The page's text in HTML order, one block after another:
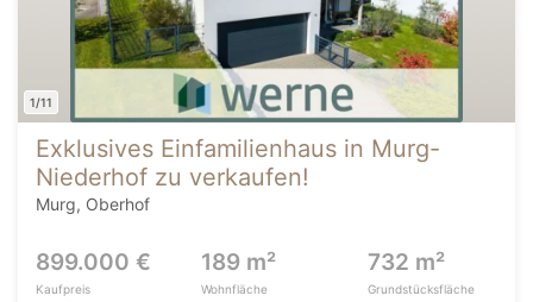
1/11
Exklusives Einfamilienhaus in Murg-
Niederhof zu verkaufen!
Murg, Oberhof
899.000 €
Kaufpreis
189 m²
Wohnfläche
732 m²
Grundstücksfläche